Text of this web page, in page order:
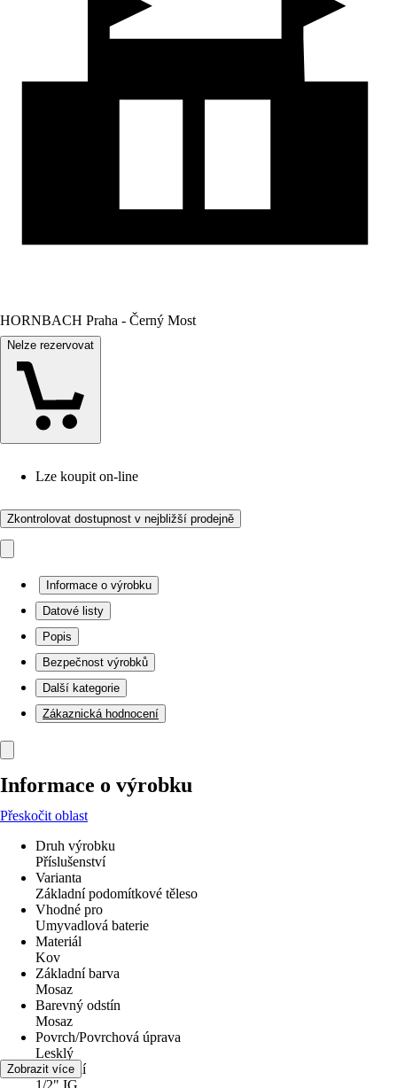
HORNBACH Praha - Černý Most
Nelze rezervovat
Lze koupit on-line
Zkontrolovat dostupnost v nejbližší prodejně
Informace o výrobku
Datové listy
Popis
Bezpečnost výrobků
Další kategorie
Zákaznická hodnocení
Informace o výrobku
Přeskočit oblast
Druh výrobku
Příslušenství
Varianta
Základní podomítkové těleso
Vhodné pro
Umyvadlová baterie
Materiál
Kov
Základní barva
Mosaz
Barevný odstín
Mosaz
Povrch/Povrchová úprava
Lesklý
Připojení
1/2" IG
Zobrazit více